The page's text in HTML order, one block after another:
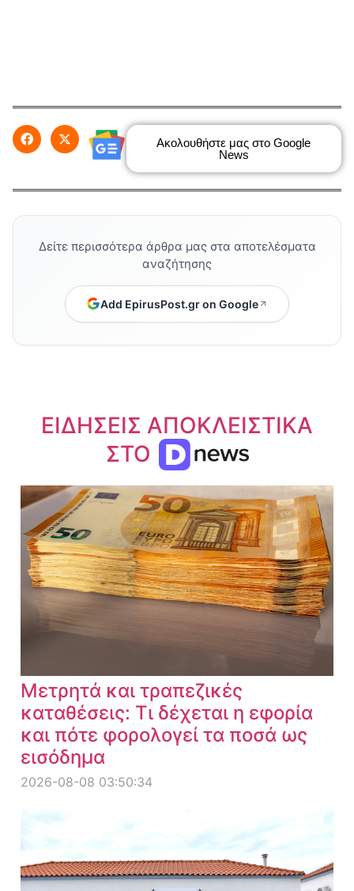
Ακολουθήστε μας στο Google
News
Δείτε περισσότερα άρθρα μας στα αποτελέσματα
αναζήτησης
Add EpirusPost.gr on Google
ΕΙΔΗΣΕΙΣ ΑΠΟΚΛΕΙΣΤΙΚΑ
ΣΤΟ
Μετρητά και τραπεζικές
καταθέσεις: Τι δέχεται η εφορία
και πότε φορολογεί τα ποσά ως
εισόδημα
2026-08-08 03:50:34